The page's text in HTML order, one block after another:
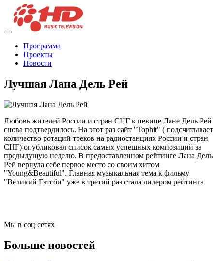
Программа
Проекты
Новости
Лучшая Лана Дель Рей
Любовь жителей России и стран СНГ к певице Лане Дель Рей
снова подтвердилось. На этот раз сайт "Tophit" ( подсчитывает
количество ротаций треков на радиостанциях России и стран
СНГ) опубликовал список самых успешных композиций за
предыдущую неделю. В предоставленном рейтинге Лана Дель
Рей вернула себе первое место со своим хитом
"Young&Beautiful". Главная музыкальная тема к фильму
"Великий Гэтсби" уже в третий раз стала лидером рейтинга.
Мы в соц сетях
Больше новостей